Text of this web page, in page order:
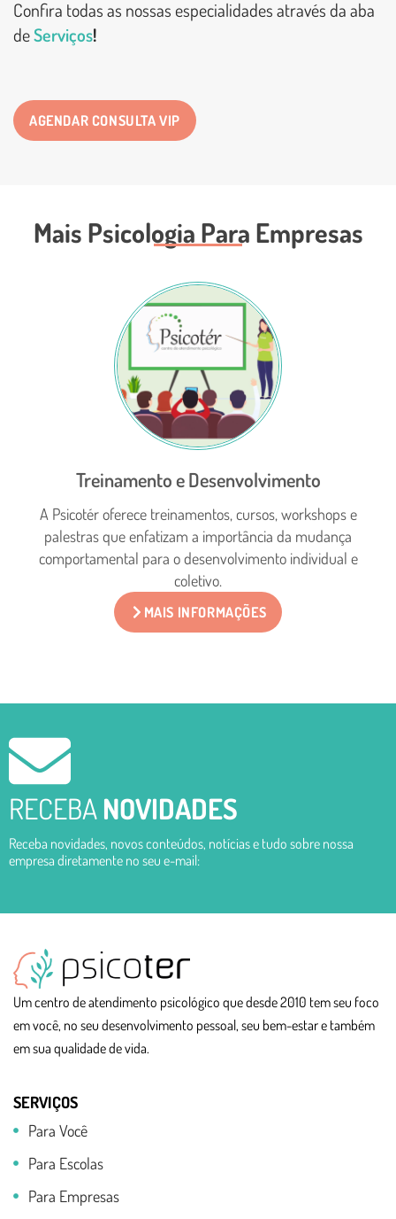
Confira todas as nossas especialidades através da aba
deServiços!
AGENDAR CONSULTA VIP
Mais Psicologia Para Empresas
Treinamento e Desenvolvimento
A Psicotér oferece treinamentos, cursos, workshops e
palestras que enfatizam a importância da mudança
comportamental para o desenvolvimento individual e
coletivo.
MAIS INFORMAÇÕES
RECEBANOVIDADES
Receba novidades, novos conteúdos, notícias e tudo sobre nossa
empresa diretamente no seu e-mail:
Um centro de atendimento psicológico que desde 2010 tem seu foco
em você, no seu desenvolvimento pessoal, seu bem-estar e também
em sua qualidade de vida.
SERVIÇOS
Para Você
Para Escolas
Para Empresas